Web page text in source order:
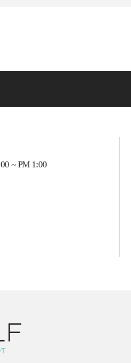
~ PM 1:00